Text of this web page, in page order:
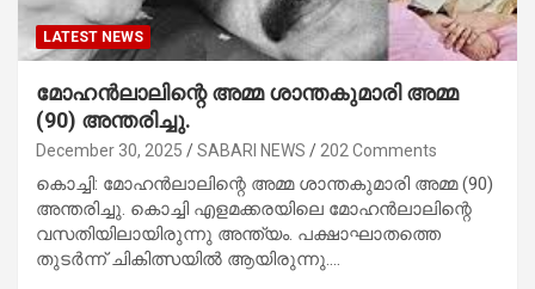
LATEST NEWS
മോഹന്‍ലാലിന്റെ അമ്മ ശാന്തകുമാരി അമ്മ
(90) അന്തരിച്ചു.
December 30, 2025 SABARI NEWS 202 Comments
കൊച്ചി: മോഹന്‍ലാലിന്റെ അമ്മ ശാന്തകുമാരി അമ്മ (90)
അന്തരിച്ചു. കൊച്ചി എളമക്കരയിലെ മോഹന്‍ലാലിന്റെ
വസതിയിലായിരുന്നു അന്ത്യം. പക്ഷാഘാതത്തെ
തുടര്‍ന്ന് ചികിത്സയില്‍ ആയിരുന്നു.…